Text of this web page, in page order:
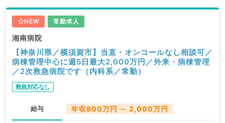
NEW 常勤求人
湘南病院
【神奈川県／横須賀市】当直・オンコールなし相談可／
病棟管理中心に週5日最大2,000万円／外来・病棟管理
／2次救急病院です（内科系／常勤）
救急対応なし
給与 年収800万円 ～ 2,000万円